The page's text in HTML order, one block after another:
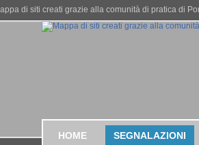
di siti creati grazie alla comunità di pratica di
HOME SEGNALAZIONI